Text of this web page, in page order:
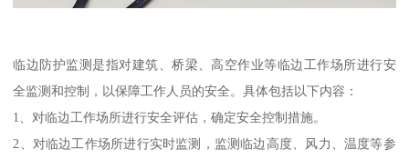
临边防护监测是指对建筑、桥梁、高空作业等临边工作场所进行安
全监测和控制，以保障工作人员的安全。具体包括以下内容：
1、对临边工作场所进行安全评估，确定安全控制措施。
2、对临边工作场所进行实时监测，监测临边高度、风力、温度等参